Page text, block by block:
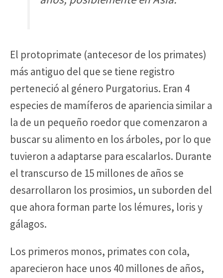
El protoprimate (antecesor de los primates)
más antiguo del que se tiene registro
perteneció al género Purgatorius. Eran 4
especies de mamíferos de apariencia similar a
la de un pequeño roedor que comenzaron a
buscar su alimento en los árboles, por lo que
tuvieron a adaptarse para escalarlos. Durante
el transcurso de 15 millones de años se
desarrollaron los prosimios, un suborden del
que ahora forman parte los lémures, loris y
gálagos.
Los primeros monos, primates con cola,
aparecieron hace unos 40 millones de años,